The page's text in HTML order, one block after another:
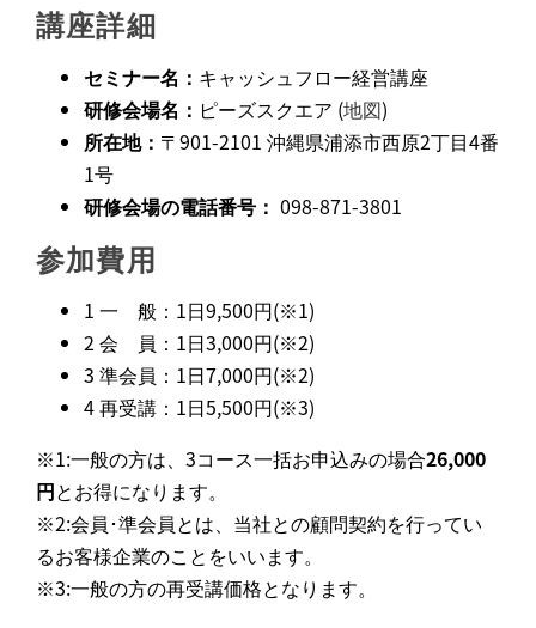
講座詳細
セミナー名： キャッシュフロー経営講座
研修会場名： ピーズスクエア (地図)
所在地： 〒901-2101 沖縄県浦添市西原2丁目4番
1号
研修会場の電話番号： 098-871-3801
参加費用
1 一 般：1日9,500円(※1)
2 会 員：1日3,000円(※2)
3 準会員：1日7,000円(※2)
4 再受講：1日5,500円(※3)
※1:一般の方は、3コース一括お申込みの場合26,000
円とお得になります。
※2:会員･準会員とは、当社との顧問契約を行ってい
るお客様企業のことをいいます。
※3:一般の方の再受講価格となります。